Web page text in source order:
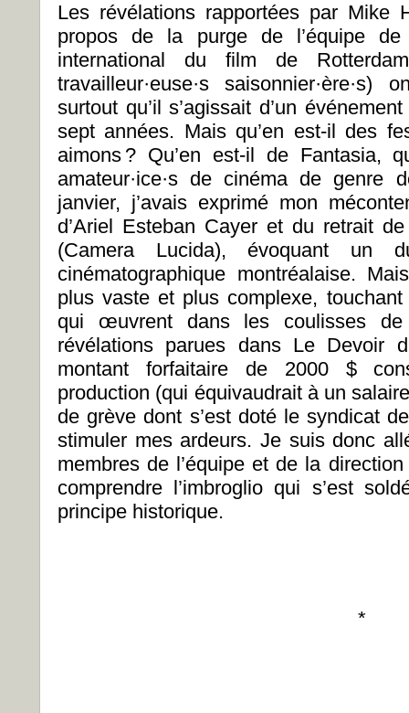
Les révélations rapportées par Mike
propos de la purge de l’équipe de
international du film de
travailleur·euse·s
surtout qu’il s’agissait d’un
sept années. Mais qu’en est-il des
aimons ? Qu’en est-il de Fantasia,
amateur·ice·s de cinéma de genre
janvier, j’avais exprimé mon
d’Ariel Esteban Cayer et du retrait
(Camera Lucida), évoquant un
cinématographique montréalaise.
plus vaste et plus complexe,
qui œuvrent dans les coulisses de
révélations parues dans Le
montant forfaitaire de 2000 $
production (qui équivaudrait à un
de grève dont s’est doté le syndicat
stimuler mes ardeurs. Je suis donc
membres de l’équipe et de la
comprendre l’imbroglio qui s’est
principe historique.
*